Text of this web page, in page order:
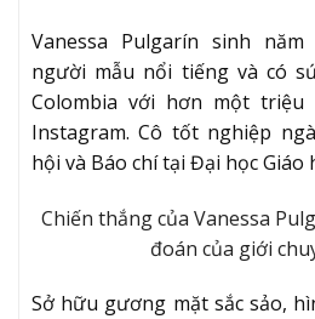
Vanessa Pulgarín sinh
người mẫu nổi tiếng và có
Colombia với hơn một
Instagram. Cô tốt nghiệp
hội và Báo chí tại Đại học Giáo
Chiến thắng của Vanessa
đoán của giới
Sở hữu gương mặt sắc sảo,